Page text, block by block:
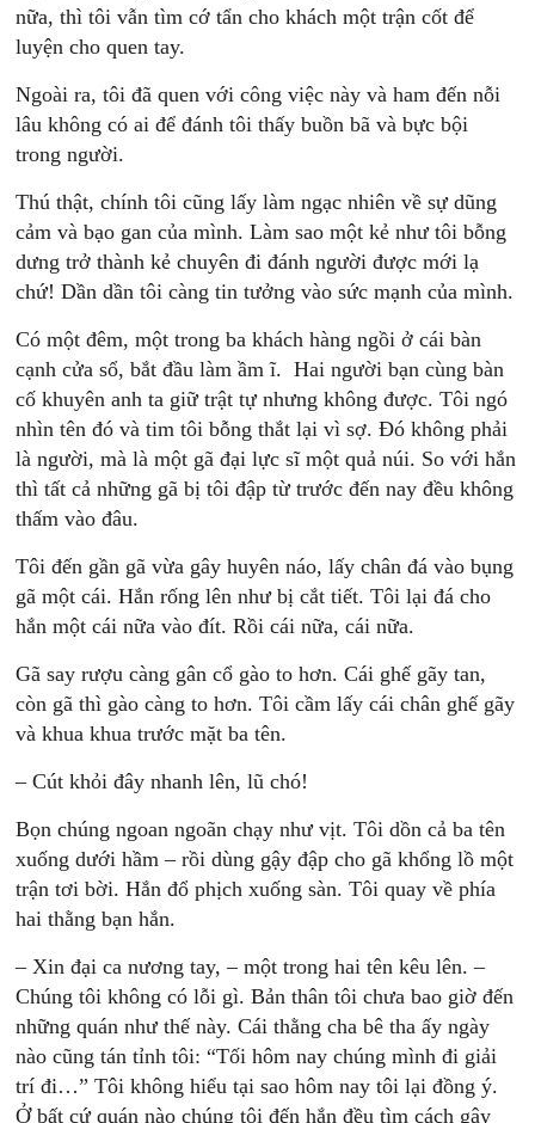
nữa, thì tôi vẫn tìm cớ tẩn cho khách một trận cốt để
luyện cho quen tay.
Ngoài ra, tôi đã quen với công việc này và ham đến nỗi
lâu không có ai để đánh tôi thấy buồn bã và bực bội
trong người.
Thú thật, chính tôi cũng lấy làm ngạc nhiên về sự dũng
cảm và bạo gan của mình. Làm sao một kẻ như tôi bỗng
dưng trở thành kẻ chuyên đi đánh người được mới lạ
chứ! Dần dần tôi càng tin tưởng vào sức mạnh của mình.
Có một đêm, một trong ba khách hàng ngồi ở cái bàn
cạnh cửa sổ, bắt đầu làm ầm ĩ. Hai người bạn cùng bàn
cố khuyên anh ta giữ trật tự nhưng không được. Tôi ngó
nhìn tên đó và tim tôi bỗng thắt lại vì sợ. Đó không phải
là người, mà là một gã đại lực sĩ một quả núi. So với hắn
thì tất cả những gã bị tôi đập từ trước đến nay đều không
thấm vào đâu.
Tôi đến gần gã vừa gây huyên náo, lấy chân đá vào bụng
gã một cái. Hắn rống lên như bị cắt tiết. Tôi lại đá cho
hắn một cái nữa vào đít. Rồi cái nữa, cái nữa.
Gã say rượu càng gân cổ gào to hơn. Cái ghế gãy tan,
còn gã thì gào càng to hơn. Tôi cầm lấy cái chân ghế gãy
và khua khua trước mặt ba tên.
– Cút khỏi đây nhanh lên, lũ chó!
Bọn chúng ngoan ngoãn chạy như vịt. Tôi dồn cả ba tên
xuống dưới hầm – rồi dùng gậy đập cho gã khổng lồ một
trận tơi bời. Hắn đổ phịch xuống sàn. Tôi quay về phía
hai thằng bạn hắn.
– Xin đại ca nương tay, – một trong hai tên kêu lên. –
Chúng tôi không có lỗi gì. Bản thân tôi chưa bao giờ đến
những quán như thế này. Cái thằng cha bê tha ấy ngày
nào cũng tán tỉnh tôi: “Tối hôm nay chúng mình đi giải
trí đi…” Tôi không hiểu tại sao hôm nay tôi lại đồng ý.
Ở bất cứ quán nào chúng tôi đến hắn đều tìm cách gây